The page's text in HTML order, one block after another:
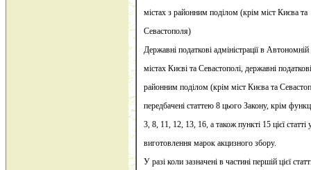
містах з районним поділом (крім міст Києва та
Севастополя)
Державні податкові адміністрації в
містах Києві та Севастополі, державні
районним поділом (крім міст Києва та
передбачені статтею 8 цього Закону, крім
3, 8, 11, 12, 13, 16, а також пункті 15 цієї статті
виготовлення марок акцизного збору.
У разі коли зазначені в частині першій цієї